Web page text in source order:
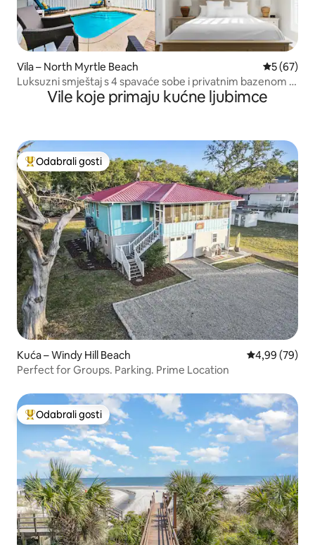
Vila – North Myrtle Beach Prosječna
5 (67)
Luksuzni smještaj s 4 spavaće sobe i privatnim bazenom u
odmaralištu uz more
Vile koje primaju kućne ljubimce
Među najviše rangiranima s oznakom „Odabrali gosti”
Odabrali gosti
Kuća – Windy Hill Beach Prosječna
4,99 (79)
Perfect for Groups. Parking. Prime Location
Među najviše rangiranima s oznakom „Odabrali gosti”
Odabrali gosti